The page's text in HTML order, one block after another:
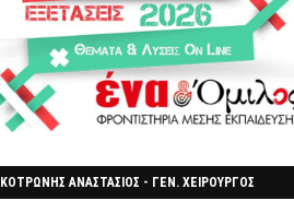
ΚΟΤΡΩΝΗΣ ΑΝΑΣΤΑΣΙΟΣ - ΓΕΝ. ΧΕΙΡΟΥΡΓΟΣ